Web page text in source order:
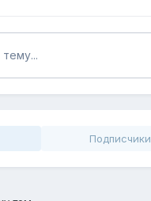
Подписчики